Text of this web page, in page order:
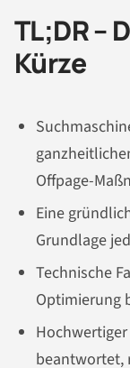
TL;DR –
Kürze
Offpage-
Eine
Grundlage
Technische
Optimierung
beantwortet,